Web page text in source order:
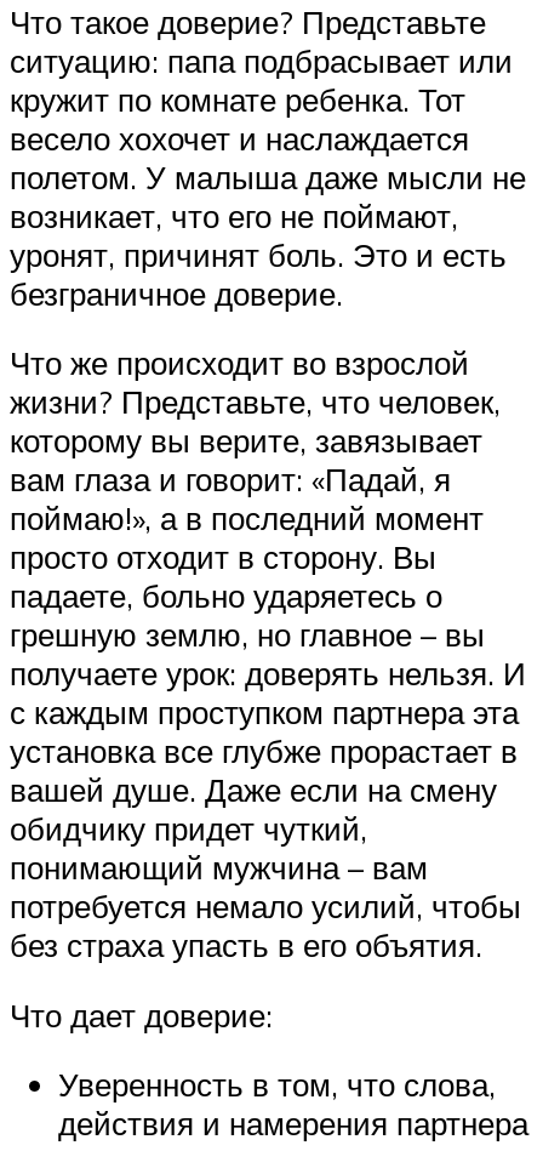
Что такое доверие? Представьте
ситуацию: папа подбрасывает или
кружит по комнате ребенка. Тот
весело хохочет и наслаждается
полетом. У малыша даже мысли не
возникает, что его не поймают,
уронят, причинят боль. Это и есть
безграничное доверие.
Что же происходит во взрослой
жизни? Представьте, что человек,
которому вы верите, завязывает
вам глаза и говорит: «Падай, я
поймаю!», а в последний момент
просто отходит в сторону. Вы
падаете, больно ударяетесь о
грешную землю, но главное – вы
получаете урок: доверять нельзя. И
с каждым проступком партнера эта
установка все глубже прорастает в
вашей душе. Даже если на смену
обидчику придет чуткий,
понимающий мужчина – вам
потребуется немало усилий, чтобы
без страха упасть в его объятия.
Что дает доверие:
Уверенность в том, что слова,
действия и намерения партнера